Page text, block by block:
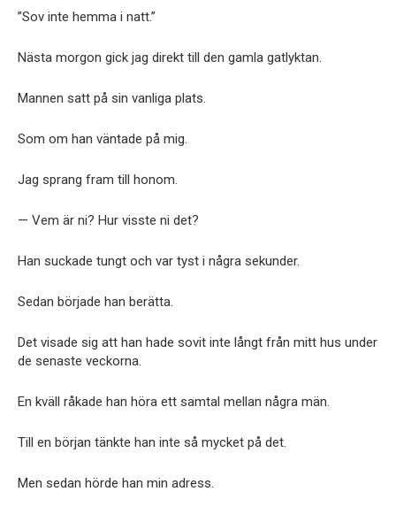
”Sov inte hemma i natt.”
Nästa morgon gick jag direkt till den gamla gatlyktan.
Mannen satt på sin vanliga plats.
Som om han väntade på mig.
Jag sprang fram till honom.
— Vem är ni? Hur visste ni det?
Han suckade tungt och var tyst i några sekunder.
Sedan började han berätta.
Det visade sig att han hade sovit inte långt från mitt hus under
de senaste veckorna.
En kväll råkade han höra ett samtal mellan några män.
Till en början tänkte han inte så mycket på det.
Men sedan hörde han min adress.